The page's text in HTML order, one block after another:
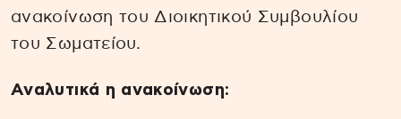
ανακοίνωση του Διοικητικού Συμβουλίου
του Σωματείου.
Αναλυτικά η ανακοίνωση: